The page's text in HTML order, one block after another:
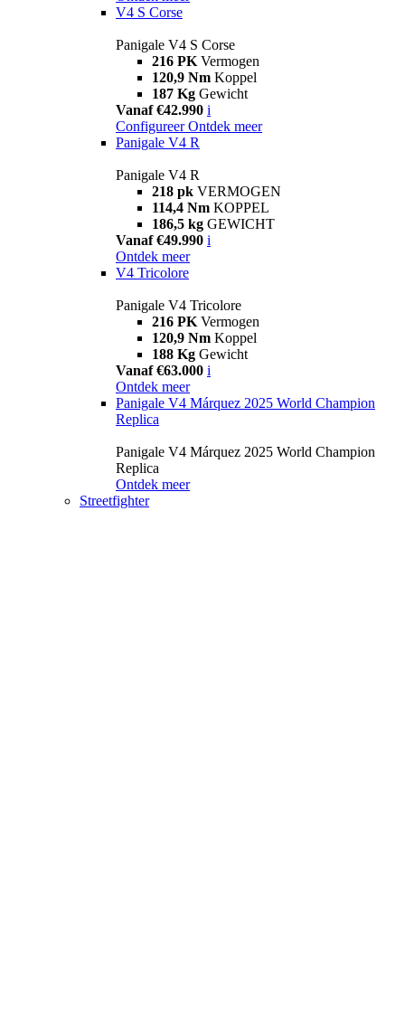
V4 S Corse
Panigale V4 S Corse
216 PK Vermogen
120,9 Nm Koppel
187 Kg Gewicht
Vanaf €42.990 i
Configureer Ontdek meer
Panigale V4 R
Panigale V4 R
218 pk VERMOGEN
114,4 Nm KOPPEL
186,5 kg GEWICHT
Vanaf €49.990 i
Ontdek meer
V4 Tricolore
Panigale V4 Tricolore
216 PK Vermogen
120,9 Nm Koppel
188 Kg Gewicht
Vanaf €63.000 i
Ontdek meer
Panigale V4 Márquez 2025 World Champion
Replica
Panigale V4 Márquez 2025 World Champion
Replica
Ontdek meer
Streetfighter